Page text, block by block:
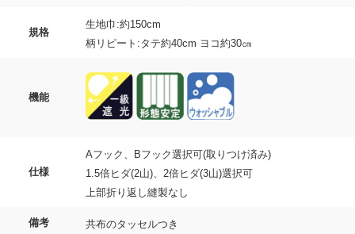
規格
生地巾:約150cm
柄リピート:タテ約40cm ヨコ約30㎝
機能
仕様
Aフック、Bフック選択可(取りつけ済み)
1.5倍ヒダ(2山)、2倍ヒダ(3山)選択可
上部折り返し縫製なし
備考 共布のタッセルつき